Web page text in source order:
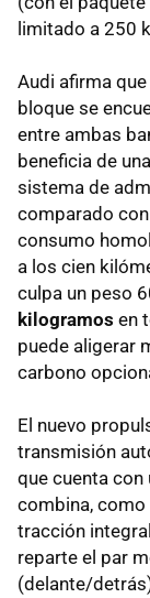
limitado a 250
Audi afirma
bloque se
entre ambas
beneficia de
sistema de
comparado
consumo
a los cien
culpa un peso
kilogramos en
puede aligerar
carbono
El nuevo
transmisión
que cuenta con
combina,
tracción
reparte el par
(delante/